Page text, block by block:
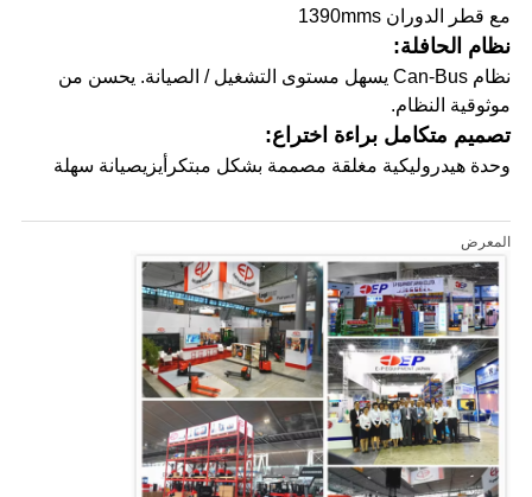
مع قطر الدوران 1390mms
نظام الحافلة:
نظام Can-Bus يسهل مستوى التشغيل / الصيانة. يحسن من
موثوقية النظام.
تصميم متكامل براءة اختراع:
وحدة هيدروليكية مغلقة مصممة بشكل مبتكر أيزيصيانة سهلة
المعرض